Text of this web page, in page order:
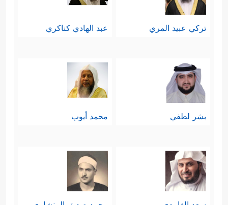
تركي عبيد المري عبد الهادي كناكري
بشر لطفي محمد أيوب